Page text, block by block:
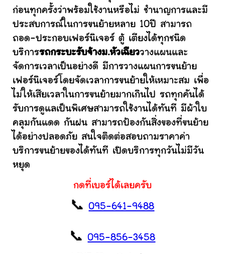
ก่อนทุกครั้งว่าพร้อมใช้งานหรือไม่ ชำนาญการและมี
ประสบการณ์ในการขนย้ายหลาย 10ปี สามารถ
ถอด-ประกอบเฟอร์นิเจอร์ ตู้ เตียงได้ทุกชนิด
บริการรถกระบะรับจ้างม.หัวเฉียววางแผนและ
จัดการเวลาเป็นอย่างดี มีการวางแผนการขนย้าย
เฟอร์นิเจอร์โดยจัดเวลาการขนย้ายให้เหมาะสม เพื่อ
ไม่ให้เสียเวลาในการขนย้ายมากเกินไป รถทุกคันได้
รับการดูแลเป็นพิเศษสามารถใช้งานได้ทันที มีผ้าใบ
คลุมกันแดด กันฝน สามารถป้องกันสิ่งของที่ขนย้าย
ได้อย่างปลอดภัย สนใจติดต่อสอบถามราคาค่า
บริการขนย้ายของได้ทันที เปิดบริการทุกวันไม่มีวัน
หยุด
กดที่เบอร์ได้เลยครับ
📞095-641-9488
📞095-856-3458